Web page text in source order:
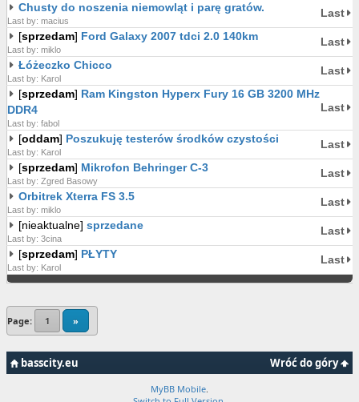
Chusty do noszenia niemowląt i parę gratów.
Last by: macius
Last
[sprzedam] Ford Galaxy 2007 tdci 2.0 140km
Last by: miklo
Last
Łóżeczko Chicco
Last by: Karol
Last
[sprzedam] Ram Kingston Hyperx Fury 16 GB 3200 MHz
DDR4
Last by: fabol
Last
[oddam] Poszukuję testerów środków czystości
Last by: Karol
Last
[sprzedam] Mikrofon Behringer C-3
Last by: Zgred Basowy
Last
Orbitrek Xterra FS 3.5
Last by: miklo
Last
[nieaktualne] sprzedane
Last by: 3cina
Last
[sprzedam] PŁYTY
Last by: Karol
Last
Page: 1 »
Wróć do góry
basscity.eu
MyBB Mobile.